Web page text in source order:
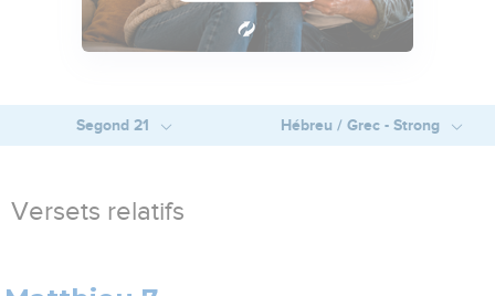
Segond 21 Hébreu / Grec - Strong
Versets relatifs